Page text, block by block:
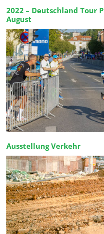
2022 – Deutschland Tour
August
Ausstellung Verkehr